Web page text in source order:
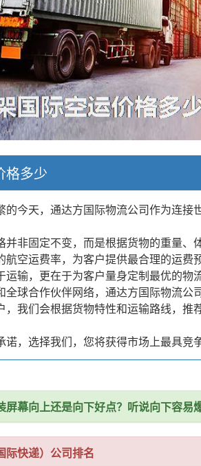
格多少
的今天，通达方国际物流公司作为连
并非固定不变，而是根据货物的重量
空运费率，为客户提供最合理的运费预
运输，更在于为客户量身定制最优的物
全球合作伙伴网络，通达方国际物流
，我们会根据货物特性和运输路线，
诺，选择我们，您将获得市场上最具
屏幕向上还是向下好点？听说向下容易
际快递）公司排名